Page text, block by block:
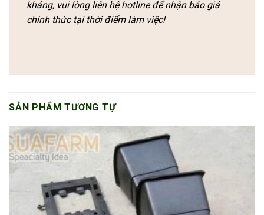
kháng, vui lòng liên hệ hotline để nhận báo giá
chính thức tại thời điểm làm việc!
SẢN PHẨM TƯƠNG TỰ